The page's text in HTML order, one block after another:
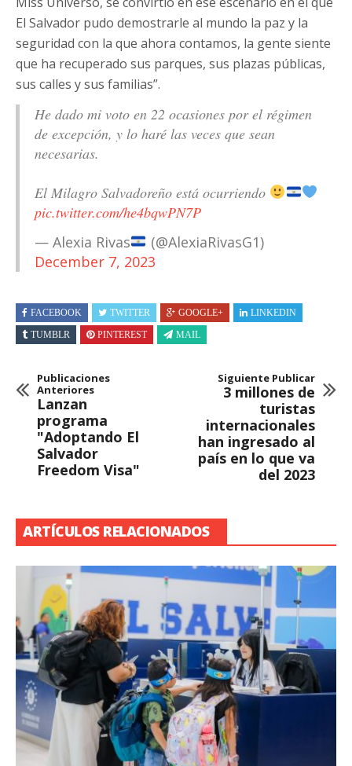
El Salvador pudo demostrarle al mundo la paz y la
seguridad con la que ahora contamos, la gente siente
que ha recuperado sus parques, sus plazas públicas,
sus calles y sus familias”.
He dado mi voto en 22 ocasiones por el régimen
de excepción, y lo haré las veces que sean
necesarias.
El Milagro Salvadoreño está ocurriendo
pic.twitter.com/he4bqwPN7P
— Alexia Rivas
(@AlexiaRivasG1)
December 7, 2023
FACEBOOK TWITTER GOOGLE+
LINKEDIN
TUMBLR
PINTEREST MAIL
Publicaciones
Anteriores
Lanzan
programa
"Adoptando El
Salvador
Freedom Visa"
Siguiente Publicar
3 millones de
turistas
internacionales
han ingresado al
país en lo que va
del 2023
ARTÍCULOS RELACIONADOS